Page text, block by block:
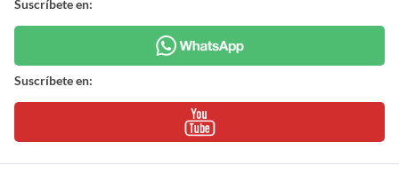
Suscríbete en:
Suscríbete en: